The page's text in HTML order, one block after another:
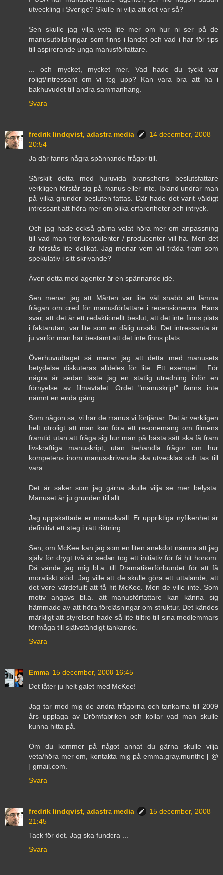
utveckling i Sverige? Skulle ni vilja att det var så?
Sen skulle jag vilja veta lite mer om hur ni ser på de
manusutbildningar som finns i landet och vad i har för tips
till aspirerande unga manusförfattare.
... och mycket, mycket mer. Vad hade du tyckt var
roligt/intressant om vi tog upp? Kan vara bra att ha i
bakhuvudet till andra sammanhang.
Svara
fredrik lindqvist, adastra media
14 december, 2008
20:54
Ja där fanns några spännande frågor till.
Särskilt detta med huruvida branschens beslutsfattare
verkligen förstår sig på manus eller inte. Ibland undrar man
på vilka grunder besluten fattas. Där hade det varit väldigt
intressant att höra mer om olika erfarenheter och intryck.
Och jag hade också gärna velat höra mer om anpassning
till vad man tror konsulenter / producenter vill ha. Men det
är förstås lite delikat. Jag menar vem vill träda fram som
spekulativ i sitt skrivande?
Även detta med agenter är en spännande idé.
Sen menar jag att Mårten var lite väl snabb att lämna
frågan om cred för manusförfattare i recensionerna. Hans
svar, att det är ett redaktionellt beslut, att det inte finns plats
i faktarutan, var lite som en dålig ursäkt. Det intressanta är
ju varför man har bestämt att det inte finns plats.
Överhuvudtaget så menar jag att detta med manusets
betydelse diskuteras alldeles för lite. Ett exempel : För
några år sedan läste jag en statlig utredning inför en
förnyelse av filmavtalet. Ordet "manuskript" fanns inte
nämnt en enda gång.
Som någon sa, vi har de manus vi förtjänar. Det är verkligen
helt otroligt att man kan föra ett resonemang om filmens
framtid utan att fråga sig hur man på bästa sätt ska få fram
livskraftiga manuskript, utan behandla frågor om hur
kompetens inom manusskrivande ska utvecklas och tas till
vara.
Det är saker som jag gärna skulle vilja se mer belysta.
Manuset är ju grunden till allt.
Jag uppskattade er manuskväll. Er uppriktiga nyfikenhet är
definitivt ett steg i rätt riktning.
Sen, om McKee kan jag som en liten anekdot nämna att jag
själv för drygt två år sedan tog ett initiativ för få hit honom.
Då vände jag mig bl.a. till Dramatikerförbundet för att få
moraliskt stöd. Jag ville att de skulle göra ett uttalande, att
det vore värdefullt att få hit McKee. Men de ville inte. Som
motiv angavs bl.a. att manusförfattare kan känna sig
hämmade av att höra föreläsningar om struktur. Det kändes
märkligt att styrelsen hade så lite tilltro till sina medlemmars
förmåga till självständigt tänkande.
Svara
Emma 15 december, 2008 16:45
Det låter ju helt galet med McKee!
Jag tar med mig de andra frågorna och tankarna till 2009
års upplaga av Drömfabriken och kollar vad man skulle
kunna hitta på.
Om du kommer på något annat du gärna skulle vilja
veta/höra mer om, kontakta mig på emma.gray.munthe [ @
] gmail.com.
Svara
fredrik lindqvist, adastra media
15 december, 2008
21:45
Tack för det. Jag ska fundera ...
Svara